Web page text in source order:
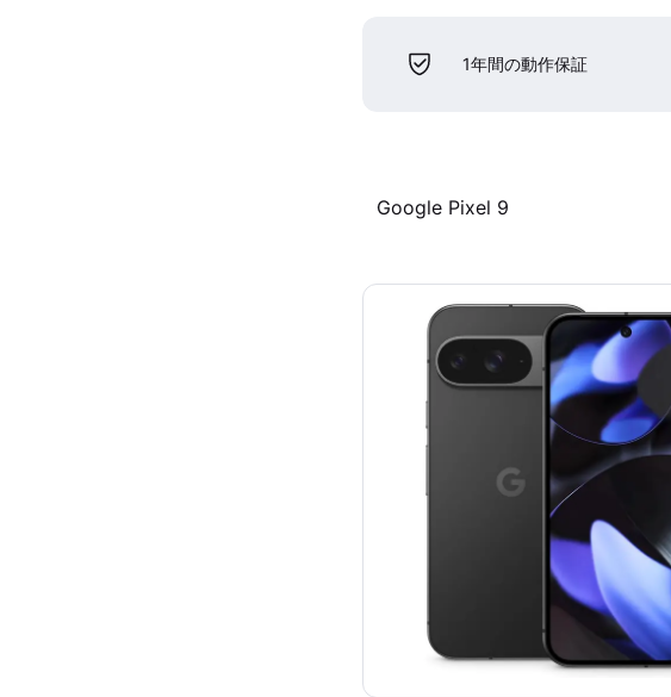
1年間の動作保証
Google Pixel 9